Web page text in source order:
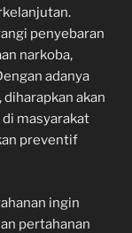
penyebaran
narkoba,
adanya
akan
masyarakat
preventif
ingin
pertahanan